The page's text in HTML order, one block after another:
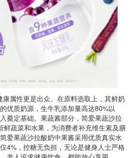
属性更是出众。在原料选取上，其鲜奶
优质奶源，生牛乳添加量高达80%以
奠定基础。果蔬酱部分，简爱果蔬沙拉
鲜蔬菜和水果，为消费者补充维生素及膳
爱果蔬沙拉酸奶中果酱采用优质真实水
4%，控糖无负担，无论是健身人士严格